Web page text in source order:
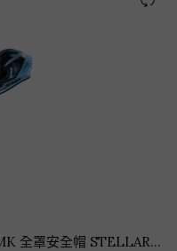
SMK 全罩安全帽 STELLAR ADOX 冒險者 GL512